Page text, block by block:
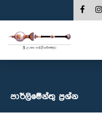
පාර්ලි‌මේන්තු‌ ප්‍රශ්න